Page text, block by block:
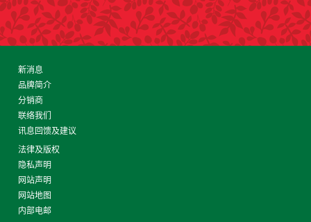
新消息
品牌简介
分销商
联络我们
讯息回馈及建议
法律及版权
隐私声明
网站声明
网站地图
内部电邮